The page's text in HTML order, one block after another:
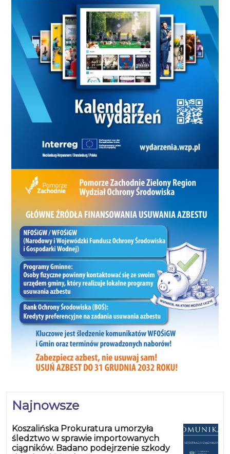
Najnowsze
Koszalińska Prokuratura umorzyła
śledztwo w sprawie importowanych
ciągników. Badano podejrzenie szkody